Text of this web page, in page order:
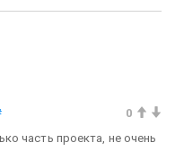
0
часть проекта, не очень